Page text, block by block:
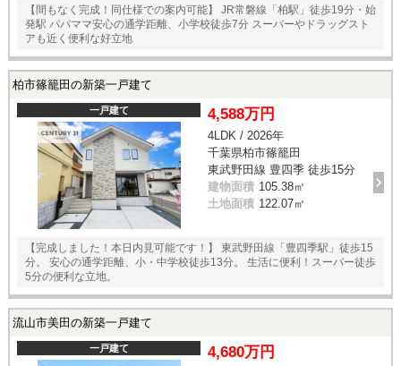
【間もなく完成！同仕様での案内可能】 JR常磐線「柏駅」徒歩19分・始
発駅 パパママ安心の通学距離、小学校徒歩7分 スーパーやドラッグスト
アも近く便利な好立地
柏市篠籠田の新築一戸建て
一戸建て 4,588万円
4LDK / 2026年
千葉県柏市篠籠田
東武野田線 豊四季 徒歩15分
建物面積 105.38㎡
土地面積 122.07㎡
【完成しました！本日内見可能です！】 東武野田線「豊四季駅」徒歩15
分。 安心の通学距離、小・中学校徒歩13分。 生活に便利！スーパー徒歩
5分の便利な立地。
流山市美田の新築一戸建て
一戸建て 4,680万円